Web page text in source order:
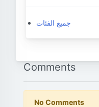
جميع الفئات
Comments
No Comments